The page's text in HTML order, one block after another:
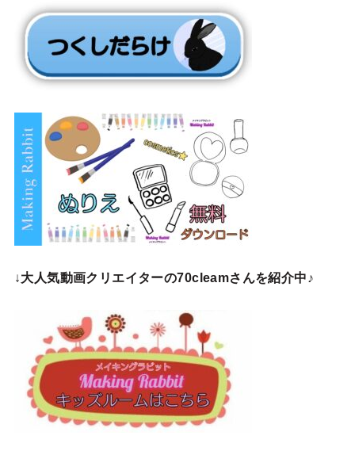
↓大人気動画クリエイターの70cleamさんを紹介中♪